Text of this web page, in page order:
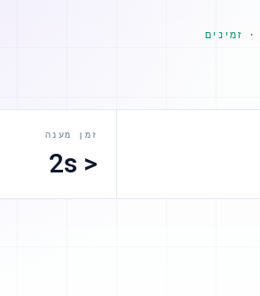
· זמינים
זמן מענה
< 2s